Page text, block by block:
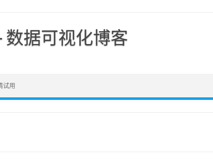
数据可视化博客
试用